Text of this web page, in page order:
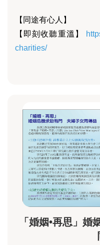
【同途有心人】
【即刻收聽重溫】
charities/
「婚姻•再思」